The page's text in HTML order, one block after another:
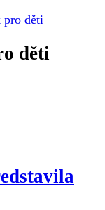
pro děti
děti